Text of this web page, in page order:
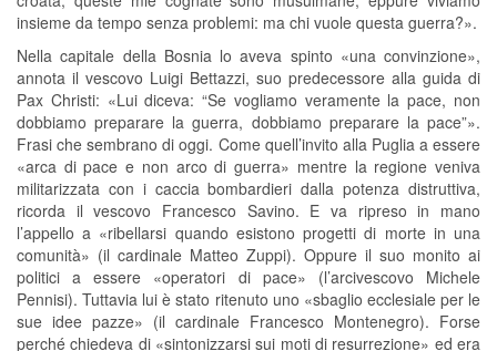
insieme da tempo senza problemi: ma chi vuole questa guerra?».
Nella capitale della Bosnia lo aveva spinto «una convinzione»,
annota il vescovo Luigi Bettazzi, suo predecessore alla guida di
Pax Christi: «Lui diceva: “Se vogliamo veramente la pace, non
dobbiamo preparare la guerra, dobbiamo preparare la pace”».
Frasi che sembrano di oggi. Come quell’invito alla Puglia a essere
«arca di pace e non arco di guerra» mentre la regione veniva
militarizzata con i caccia bombardieri dalla potenza distruttiva,
ricorda il vescovo Francesco Savino. E va ripreso in mano
l’appello a «ribellarsi quando esistono progetti di morte in una
comunità» (il cardinale Matteo Zuppi). Oppure il suo monito ai
politici a essere «operatori di pace» (l’arcivescovo Michele
Pennisi). Tuttavia lui è stato ritenuto uno «sbaglio ecclesiale per le
sue idee pazze» (il cardinale Francesco Montenegro). Forse
perché chiedeva di «sintonizzarsi sui moti di resurrezione» ed era